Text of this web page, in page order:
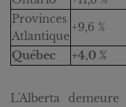
Provinces
Atlantique
+9,6 %
Québec +4,0 %
L'Alberta